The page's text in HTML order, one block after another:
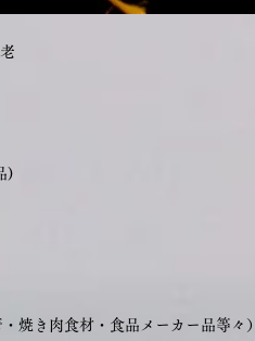
)
焼き肉食材・食品メーカー品等々）